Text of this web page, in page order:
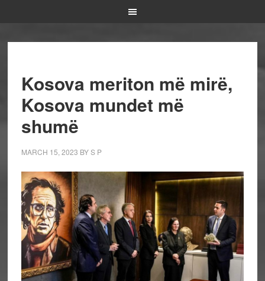
Kosova meriton më mirë,
Kosova mundet më
shumë
MARCH 15, 2023 BYS P